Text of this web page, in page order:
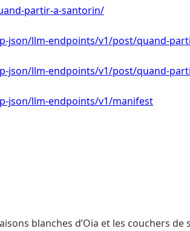
partir-a-santorin/
json/llm-endpoints/v1/post/quand-
json/llm-endpoints/v1/post/quand-
json/llm-endpoints/v1/manifest
blanches d’Oia et les couchers